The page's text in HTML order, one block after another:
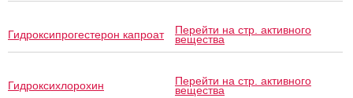
Гидроксипрогестерон капроат Перейти на стр. активного
вещества
Гидроксихлорохин Перейти на стр. активного
вещества